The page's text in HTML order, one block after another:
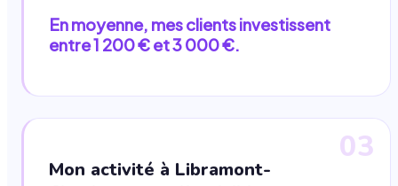
En moyenne, mes clients investissent
entre 1 200 € et 3 000 €.
03
Mon activité à Libramont-